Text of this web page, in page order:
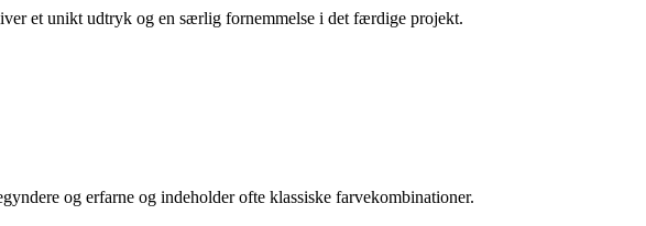
et unikt udtryk og en særlig fornemmelse i det færdige projekt.
og erfarne og indeholder ofte klassiske farvekombinationer.